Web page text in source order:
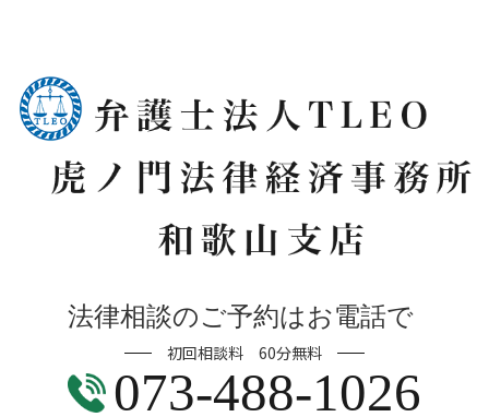
法律相談のご予約はお電話で
初回相談料 60分無料
073-488-1026